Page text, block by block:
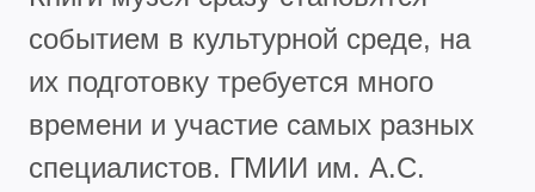
событием в культурной среде, на
их подготовку требуется много
времени и участие самых разных
специалистов. ГМИИ им. А.С.